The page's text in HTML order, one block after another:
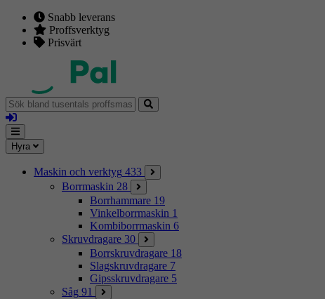
Snabb leverans
Proffsverktyg
Prisvärt
Sök
bland
tusentals
proffsmaskiner
Logga
in
Mina
sidor
Meny
Hyra
Maskin och verktyg 433
Borrmaskin 28
Borrhammare 19
Vinkelborrmaskin 1
Kombiborrmaskin 6
Skruvdragare 30
Borrskruvdragare 18
Slagskruvdragare 7
Gipsskruvdragare 5
Såg 91